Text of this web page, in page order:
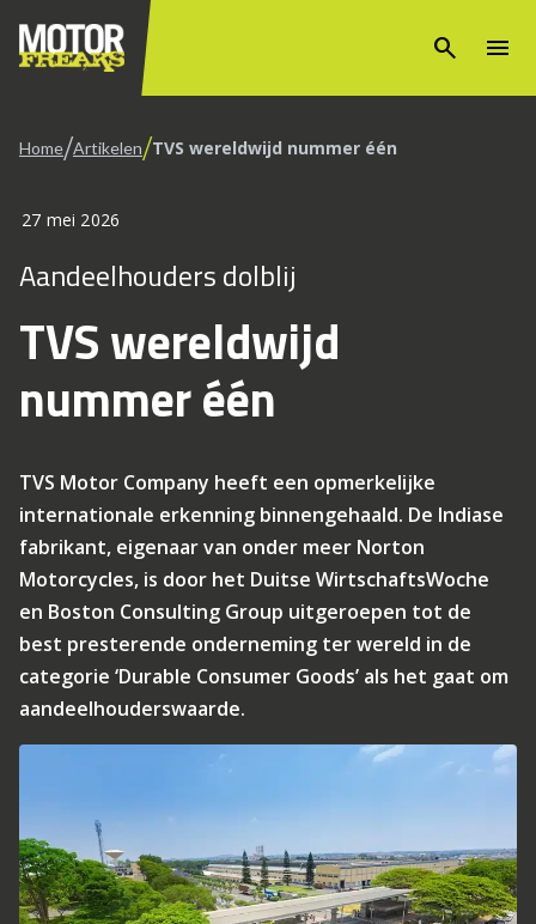
search menu
Home/Artikelen/TVS wereldwijd nummer één
27 mei 2026
Aandeelhouders dolblij
TVS wereldwijd
nummer één
TVS Motor Company heeft een opmerkelijke
internationale erkenning binnengehaald. De Indiase
fabrikant, eigenaar van onder meer Norton
Motorcycles, is door het Duitse WirtschaftsWoche
en Boston Consulting Group uitgeroepen tot de
best presterende onderneming ter wereld in de
categorie ‘Durable Consumer Goods’ als het gaat om
aandeelhouderswaarde.